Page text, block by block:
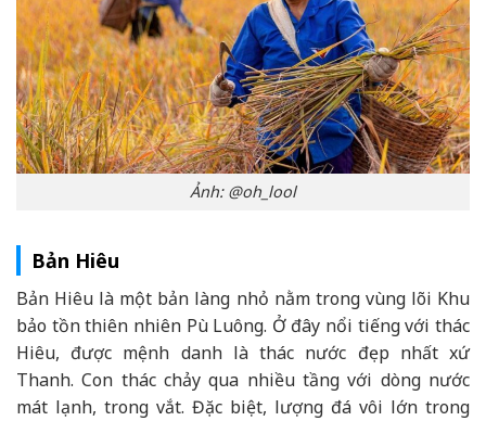
Ảnh: @oh_lool
Bản Hiêu
Bản Hiêu là một bản làng nhỏ nằm trong vùng lõi Khu
bảo tồn thiên nhiên Pù Luông. Ở đây nổi tiếng với thác
Hiêu, được mệnh danh là thác nước đẹp nhất xứ
Thanh. Con thác chảy qua nhiều tầng với dòng nước
mát lạnh, trong vắt. Đặc biệt, lượng đá vôi lớn trong